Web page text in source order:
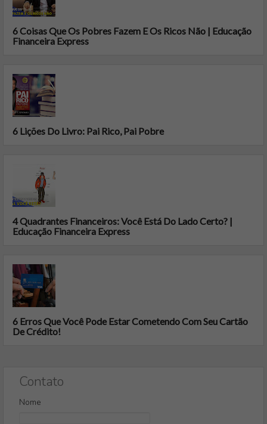
6 Coisas Que Os Pobres Fazem E Os Ricos Não | Educação
Financeira Express
6 Lições Do Livro: Pai Rico, Pai Pobre
4 Quadrantes Financeiros: Você Está Do Lado Certo? |
Educação Financeira Express
6 Erros Que Você Pode Estar Cometendo Com Seu Cartão
De Crédito!
Contato
Nome